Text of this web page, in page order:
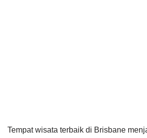
Tempat wisata terbaik di Brisbane